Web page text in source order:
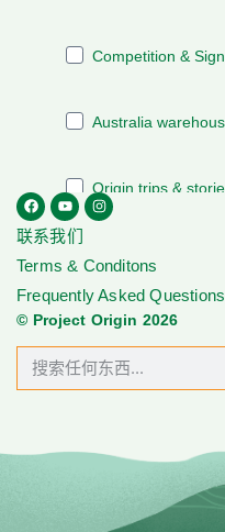
联系我们
Terms & Conditons
Frequently Asked Questions
© Project Origin 2026